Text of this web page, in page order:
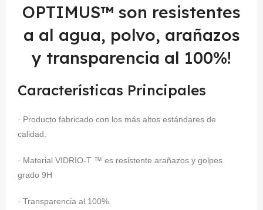
OPTIMUS™ son resistentes
a al agua, polvo, arañazos
y transparencia al 100%!
Características Principales
· Producto fabricado con los más altos estándares de
calidad.
· Material VIDRIO-T ™ es resistente arañazos y golpes
grado 9H
· Transparencia al 100%.